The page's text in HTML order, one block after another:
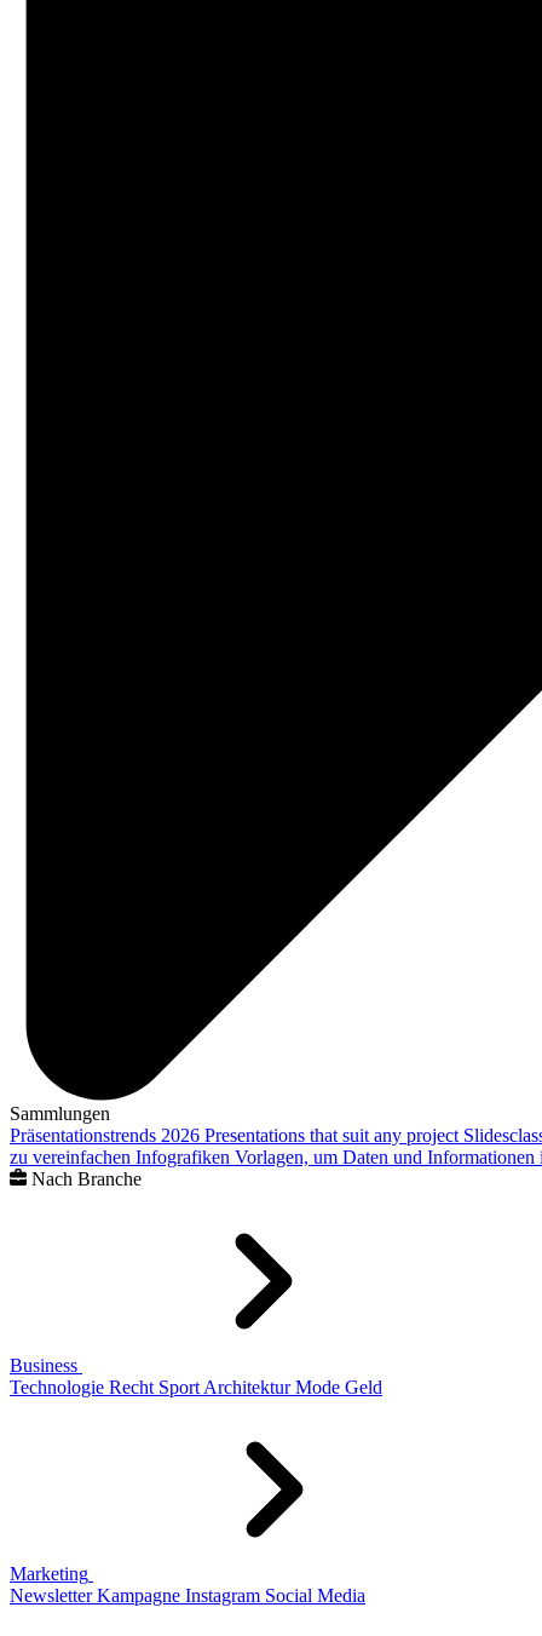
Sammlungen
Präsentationstrends 2026 Presentations that suit any project
zu vereinfachen Infografiken Vorlagen, um Daten und
Nach Branche
Business
Technologie Recht Sport Architektur Mode Geld
Marketing
Newsletter Kampagne Instagram Social Media